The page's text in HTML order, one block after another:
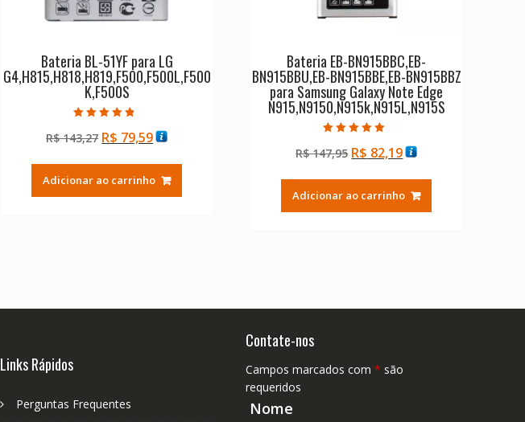
Bateria BL-51YF para LG
G4,H815,H818,H819,F500,F500L,F500
K,F500S
4.50
de 5
R$143,27 O
original
era:
R$ 79,59O
atual
é:
Adicionar ao carrinho
Bateria EB-BN915BBC,EB-
BN915BBU,EB-BN915BBE,EB-BN915BBZ
para Samsung Galaxy Note Edge
N915,N9150,N915k,N915L,N915S
5.00
de 5
R$147,95 O
original
era:
R$ 82,19O
atual
é:
Adicionar ao carrinho
Links Rápidos
Perguntas Frequentes
Contate-nos
Campos marcados com * são
requeridos
Nome